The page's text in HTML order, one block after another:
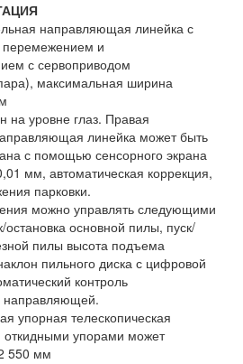
направляющая линейка с
перемежением и
с сервоприводом
максимальная ширина
на уровне глаз. Правая
линейка может быть
с помощью сенсорного экрана
мм, автоматическая коррекция,
парковки.
можно управлять следующими
основной пилы, пуск/
пилы высота подъема
пильного диска с цифровой
контроль
направляющей.
упорная телескопическая
откидными упорами может
550 мм